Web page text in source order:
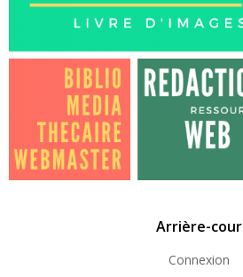
Arrière-cour
Connexion